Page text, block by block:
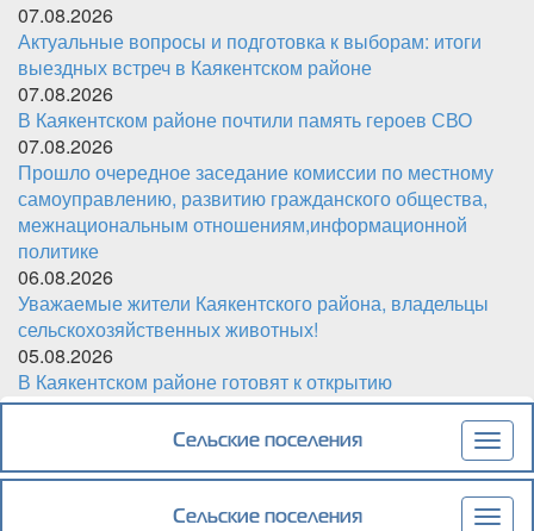
07.08.2026
Актуальные вопросы и подготовка к выборам: итоги
выездных встреч в Каякентском районе
07.08.2026
В Каякентском районе почтили память героев СВО
07.08.2026
Прошло очередное заседание комиссии по местному
самоуправлению, развитию гражданского общества,
межнациональным отношениям,информационной
политике
06.08.2026
Уважаемые жители Каякентского района, владельцы
сельскохозяйственных животных!
05.08.2026
В Каякентском районе готовят к открытию
обновленный детский сад «Чебурашка»
Сельские поселения
Сельские поселения